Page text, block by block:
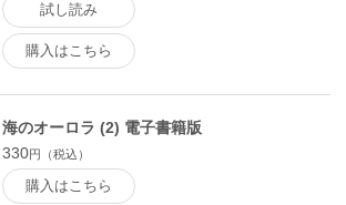
試し読み
購入はこちら
海のオーロラ (2) 電子書籍版
330円（税込）
購入はこちら